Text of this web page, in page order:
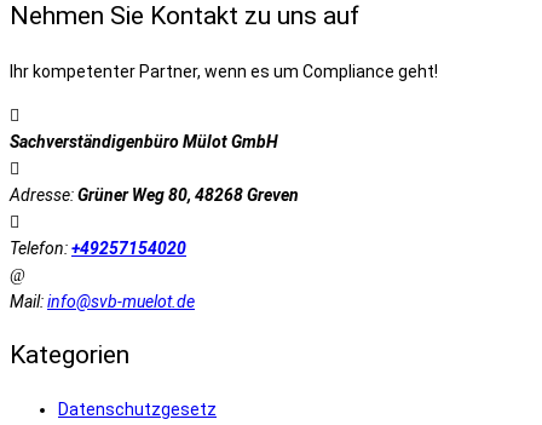
Nehmen Sie Kontakt zu uns auf
Ihr kompetenter Partner, wenn es um Compliance geht!
Sachverständigenbüro Mülot GmbH
Adresse:Grüner Weg 80, 48268 Greven
Telefon:+49257154020
Mail:info@svb-muelot.de
Kategorien
Datenschutzgesetz